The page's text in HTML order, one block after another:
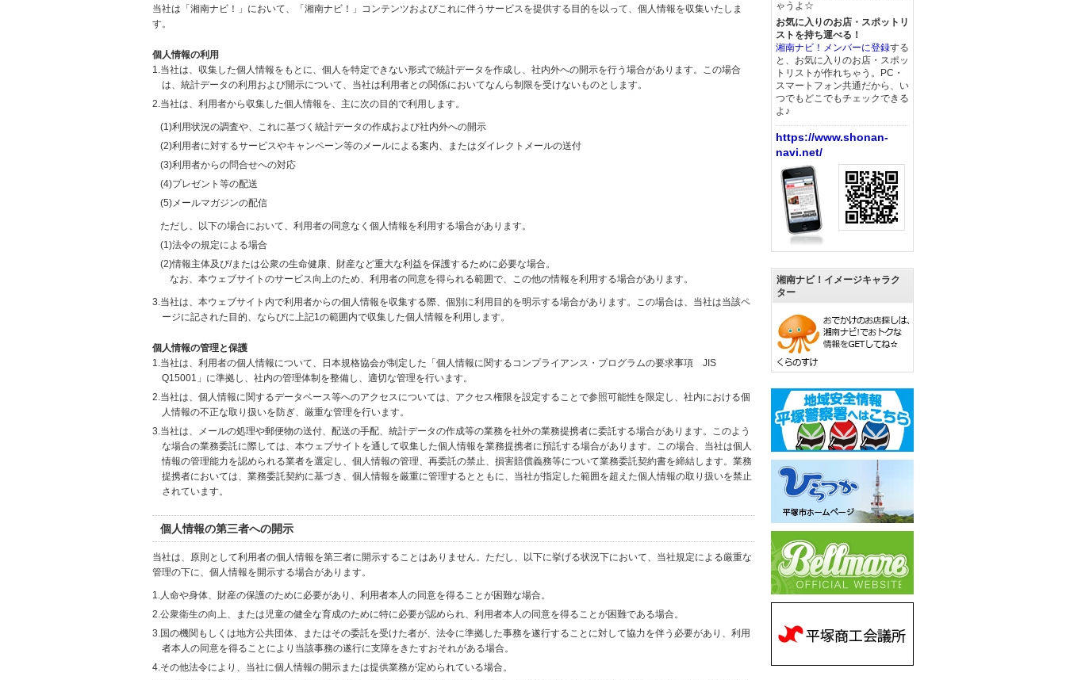
当社は「湘南ナビ！」において、「湘南ナビ！」コンテンツおよびこれに伴うサービスを提供する目的を以って、個人情報を収集いたしま
す。
個人情報の利用
1.当社は、収集した個人情報をもとに、個人を特定できない形式で統計データを作成し、社内外への開示を行う場合があります。この場合
は、統計データの利用および開示について、当社は利用者との関係においてなんら制限を受けないものとします。
2.当社は、利用者から収集した個人情報を、主に次の目的で利用します。
(1)利用状況の調査や、これに基づく統計データの作成および社内外への開示
(2)利用者に対するサービスやキャンペーン等のメールによる案内、またはダイレクトメールの送付
(3)利用者からの問合せへの対応
(4)プレゼント等の配送
(5)メールマガジンの配信
ただし、以下の場合において、利用者の同意なく個人情報を利用する場合があります。
(1)法令の規定による場合
(2)情報主体及び/または公衆の生命健康、財産など重大な利益を保護するために必要な場合。
なお、本ウェブサイトのサービス向上のため、利用者の同意を得られる範囲で、この他の情報を利用する場合があります。
3.当社は、本ウェブサイト内で利用者からの個人情報を収集する際、個別に利用目的を明示する場合があります。この場合は、当社は当該ペ
ージに記された目的、ならびに上記1の範囲内で収集した個人情報を利用します。
個人情報の管理と保護
1.当社は、利用者の個人情報について、日本規格協会が制定した「個人情報に関するコンプライアンス・プログラムの要求事項 JIS
Q15001」に準拠し、社内の管理体制を整備し、適切な管理を行います。
2.当社は、個人情報に関するデータベース等へのアクセスについては、アクセス権限を設定することで参照可能性を限定し、社内における個
人情報の不正な取り扱いを防ぎ、厳重な管理を行います。
3.当社は、メールの処理や郵便物の送付、配送の手配、統計データの作成等の業務を社外の業務提携者に委託する場合があります。このよう
な場合の業務委託に際しては、本ウェブサイトを通して収集した個人情報を業務提携者に預託する場合があります。この場合、当社は個人
情報の管理能力を認められる業者を選定し、個人情報の管理、再委託の禁止、損害賠償義務等について業務委託契約書を締結します。業務
提携者においては、業務委託契約に基づき、個人情報を厳重に管理するとともに、当社が指定した範囲を超えた個人情報の取り扱いを禁止
されています。
個人情報の第三者への開示
当社は、原則として利用者の個人情報を第三者に開示することはありません。ただし、以下に挙げる状況下において、当社規定による厳重な
管理の下に、個人情報を開示する場合があります。
1.人命や身体、財産の保護のために必要があり、利用者本人の同意を得ることが困難な場合。
2.公衆衛生の向上、または児童の健全な育成のために特に必要が認められ、利用者本人の同意を得ることが困難である場合。
3.国の機関もしくは地方公共団体、またはその委託を受けた者が、法令に準拠した事務を遂行することに対して協力を伴う必要があり、利用
者本人の同意を得ることにより当該事務の遂行に支障をきたすおそれがある場合。
4.その他法令により、当社に個人情報の開示または提供業務が定められている場合。
ゃうよ☆
お気に入りのお店・スポットリ
ストを持ち運べる！
湘南ナビ！メンバーに登録する
と、お気に入りのお店・スポッ
トリストが作れちゃう。PC・
スマートフォン共通だから、い
つでもどこでもチェックできる
よ♪
https://www.shonan-
navi.net/
湘南ナビ！イメージキャラク
ター